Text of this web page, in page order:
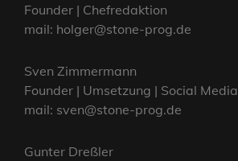
Founder | Chefredaktion
mail: holger@stone-prog.de
Sven Zimmermann
Founder | Umsetzung | Social Media
mail: sven@stone-prog.de
Gunter Dreßler